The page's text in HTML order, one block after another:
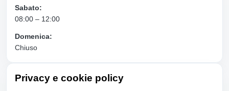
Sabato:
08:00 – 12:00
Domenica:
Chiuso
Privacy e cookie policy